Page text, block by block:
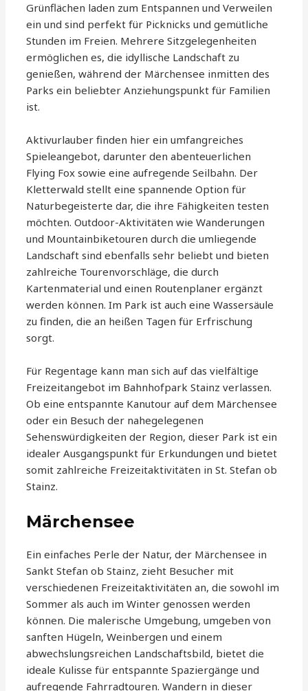
Grünflächen laden zum Entspannen und Verweilen
ein und sind perfekt für Picknicks und gemütliche
Stunden im Freien. Mehrere Sitzgelegenheiten
ermöglichen es, die idyllische Landschaft zu
genießen, während der Märchensee inmitten des
Parks ein beliebter Anziehungspunkt für Familien
ist.
Aktivurlauber finden hier ein umfangreiches
Spieleangebot, darunter den abenteuerlichen
Flying Fox sowie eine aufregende Seilbahn. Der
Kletterwald stellt eine spannende Option für
Naturbegeisterte dar, die ihre Fähigkeiten testen
möchten. Outdoor-Aktivitäten wie Wanderungen
und Mountainbiketouren durch die umliegende
Landschaft sind ebenfalls sehr beliebt und bieten
zahlreiche Tourenvorschläge, die durch
Kartenmaterial und einen Routenplaner ergänzt
werden können. Im Park ist auch eine Wassersäule
zu finden, die an heißen Tagen für Erfrischung
sorgt.
Für Regentage kann man sich auf das vielfältige
Freizeitangebot im Bahnhofpark Stainz verlassen.
Ob eine entspannte Kanutour auf dem Märchensee
oder ein Besuch der nahegelegenen
Sehenswürdigkeiten der Region, dieser Park ist ein
idealer Ausgangspunkt für Erkundungen und bietet
somit zahlreiche Freizeitaktivitäten in St. Stefan ob
Stainz.
Märchensee
Ein einfaches Perle der Natur, der Märchensee in
Sankt Stefan ob Stainz, zieht Besucher mit
verschiedenen Freizeitaktivitäten an, die sowohl im
Sommer als auch im Winter genossen werden
können. Die malerische Umgebung, umgeben von
sanften Hügeln, Weinbergen und einem
abwechslungsreichen Landschaftsbild, bietet die
ideale Kulisse für entspannte Spaziergänge und
aufregende Fahrradtouren. Wandern in dieser